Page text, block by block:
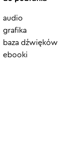
audio
grafika
baza dźwięków
ebooki